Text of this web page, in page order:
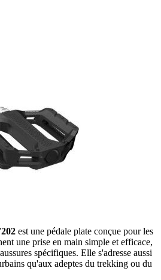
est une pédale plate conçue pour les
une prise en main simple et efficace,
spécifiques. Elle s'adresse aussi
qu'aux adeptes du trekking ou du